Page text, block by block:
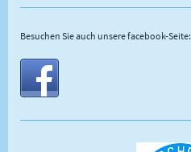
Besuchen Sie auch unsere facebook-Seite: